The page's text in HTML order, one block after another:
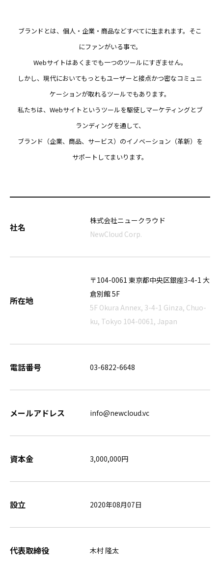
ブランドとは、個人・企業・商品などすべてに生まれます。そこ
にファンがいる事で。
Webサイトはあくまでも一つのツールにすぎません。
しかし、現代においてもっともユーザーと接点かつ密なコミュニ
ケーションが取れるツールでもあります。
私たちは、Webサイトというツールを駆使しマーケティングとブ
ランディングを通して、
ブランド（企業、商品、サービス）のイノベーション（革新）を
サポートしてまいります。
社名
株式会社ニュークラウド
NewCloud Corp.
所在地
〒104-0061 東京都中央区銀座3-4-1 大
倉別館 5F
5F Okura Annex, 3-4-1 Ginza, Chuo-
ku, Tokyo 104-0061, Japan
電話番号 03-6822-6648
メールアドレス info@newcloud.vc
資本金 3,000,000円
設立 2020年08月07日
代表取締役 木村 隆太